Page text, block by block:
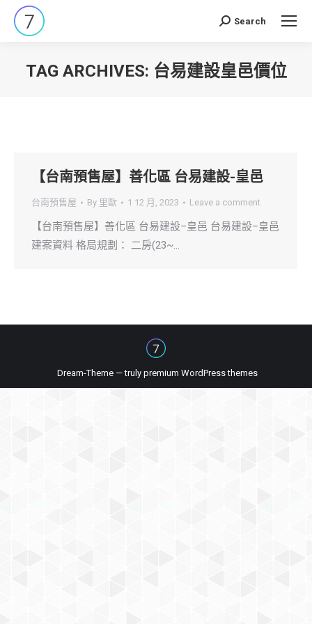
Search:
Search
TAG ARCHIVES: 台易建設皇邑價位
【台南預售屋】善化區 台易建設-皇邑
台南預售屋 By 里歐 1 12 月, 2023 Leave a comment
【台南預售屋】善化區 台易建設–皇邑 台易建設–皇邑
建案資料 格局規劃： 二房(23~…
Dream-Theme — truly premium WordPress themes